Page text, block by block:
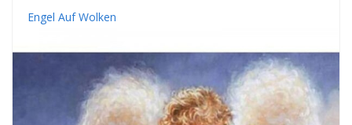
Engel Auf Wolken